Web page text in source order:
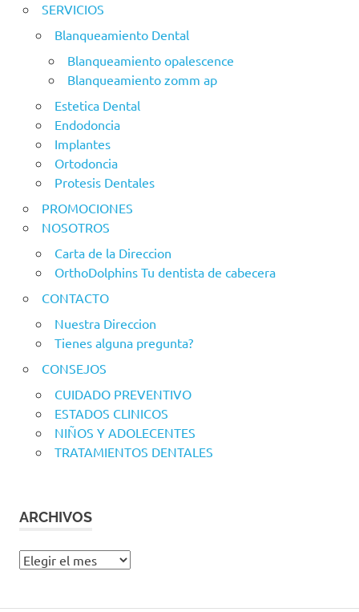
SERVICIOS
Blanqueamiento Dental
Blanqueamiento opalescence
Blanqueamiento zomm ap
Estetica Dental
Endodoncia
Implantes
Ortodoncia
Protesis Dentales
PROMOCIONES
NOSOTROS
Carta de la Direccion
OrthoDolphins Tu dentista de cabecera
CONTACTO
Nuestra Direccion
Tienes alguna pregunta?
CONSEJOS
CUIDADO PREVENTIVO
ESTADOS CLINICOS
NIÑOS Y ADOLECENTES
TRATAMIENTOS DENTALES
ARCHIVOS
Archivos